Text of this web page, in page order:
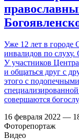
Уже 12 лет в городе
инвалидов по слуху.
У участников Центра
и общаться друг с
этого с
совершаются
16 февраля 2022 —
Фоторепортаж
Видео